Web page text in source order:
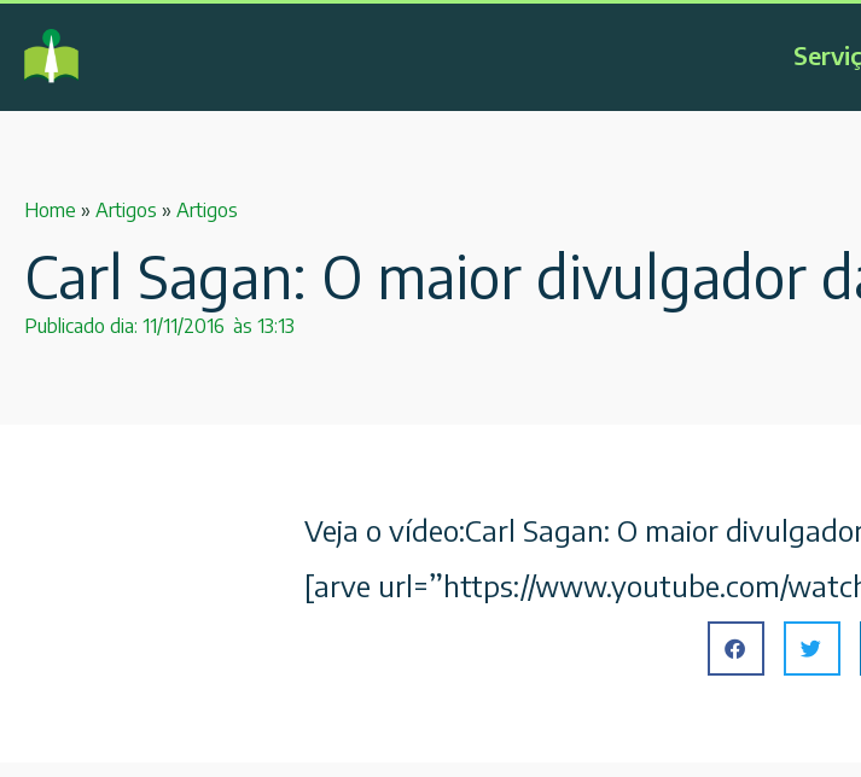
Home » Artigos » Artigos
Carl Sagan: O maior divulgador
Publicado dia: 11/11/2016 às 13:13
Veja o vídeo:Carl Sagan: O maior
[arve url=”https://www.youtube.com/